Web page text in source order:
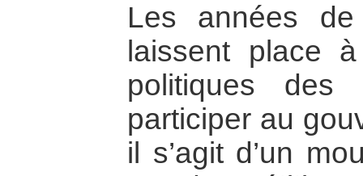
Les années de
laissent place
politiques
participer au
il s’agit d’un